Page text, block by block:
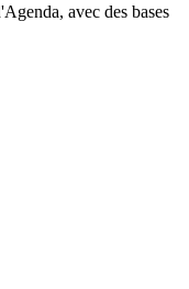
avec des bases